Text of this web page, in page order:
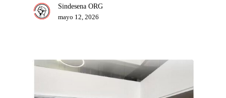
Sindesena ORG
mayo 12, 2026